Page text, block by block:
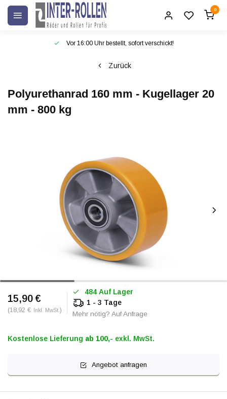
0
Vor 16:00 Uhr bestellt, sofort verschickt!
Zurück
Polyurethanrad 160 mm - Kugellager 20
mm - 800 kg
15,90 €
(18,92 € Inkl. MwSt. )
484 Auf Lager
1 - 3 Tage
Mehr nötig? Auf Anfrage
Kostenlose Lieferung ab 100,- exkl. MwSt.
Angebot anfragen